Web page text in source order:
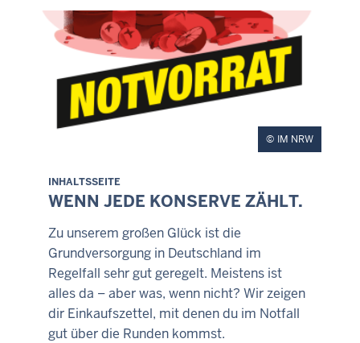
IM NRW
INHALTSSEITE
WENN JEDE KONSERVE ZÄHLT.
Zu unserem großen Glück ist die
Grundversorgung in Deutschland im
Regelfall sehr gut geregelt. Meistens ist
alles da – aber was, wenn nicht? Wir zeigen
dir Einkaufszettel, mit denen du im Notfall
gut über die Runden kommst.